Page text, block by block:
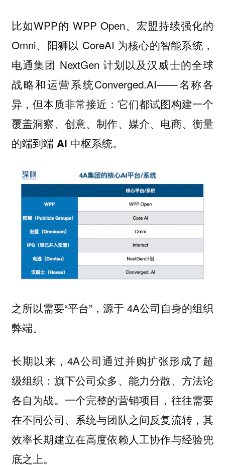
比如WPP的 WPP Open、宏盟持续强化的
Omni、阳狮以 CoreAI 为核心的智能系统，
电通集团 NextGen 计划以及汉威士的全球
战略和运营系统Converged.AI——名称各
异，但本质非常接近： 它们都试图构建一个
覆盖洞察、创意、制作、媒介、电商、衡量
的端到端 AI 中枢系统。
之所以需要“平台”，源于 4A公司自身的组织
弊端。
长期以来，4A公司通过并购扩张形成了超
级组织：旗下公司众多、能力分散、方法论
各自为战。一个完整的营销项目，往往需要
在不同公司、系统与团队之间反复流转，其
效率长期建立在高度依赖人工协作与经验兜
底之上。